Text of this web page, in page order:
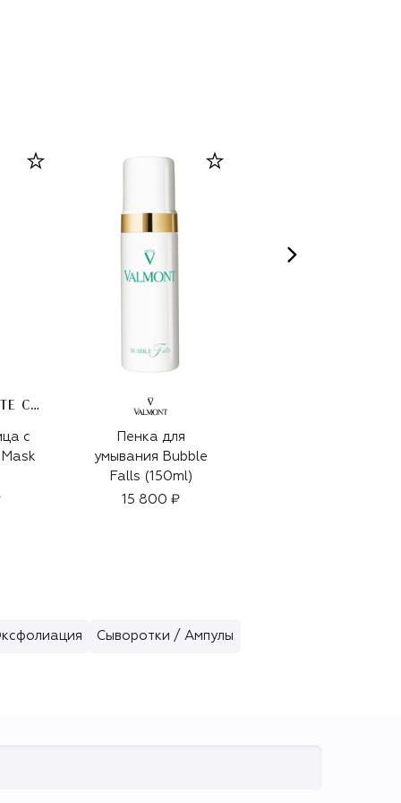
MARGY’S MONTE CARLO
с
Пенка для
умывания Bubble
Falls (150ml)
15 800 ₽
Сыворотки / Ампулы